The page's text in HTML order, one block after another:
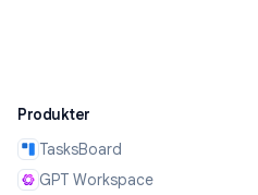
Produkter
TasksBoard
GPT Workspace